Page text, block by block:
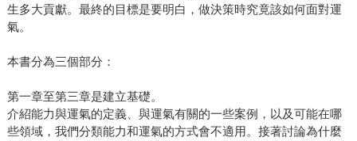
生多大貢獻。最終的目標是要明白，做決策時究竟該如何面對運
氣。
本書分為三個部分：
第一章至第三章是建立基礎。
介紹能力與運氣的定義、與運氣有關的一些案例，以及可能在哪
些領域，我們分類能力和運氣的方式會不適用。接著討論為什麼